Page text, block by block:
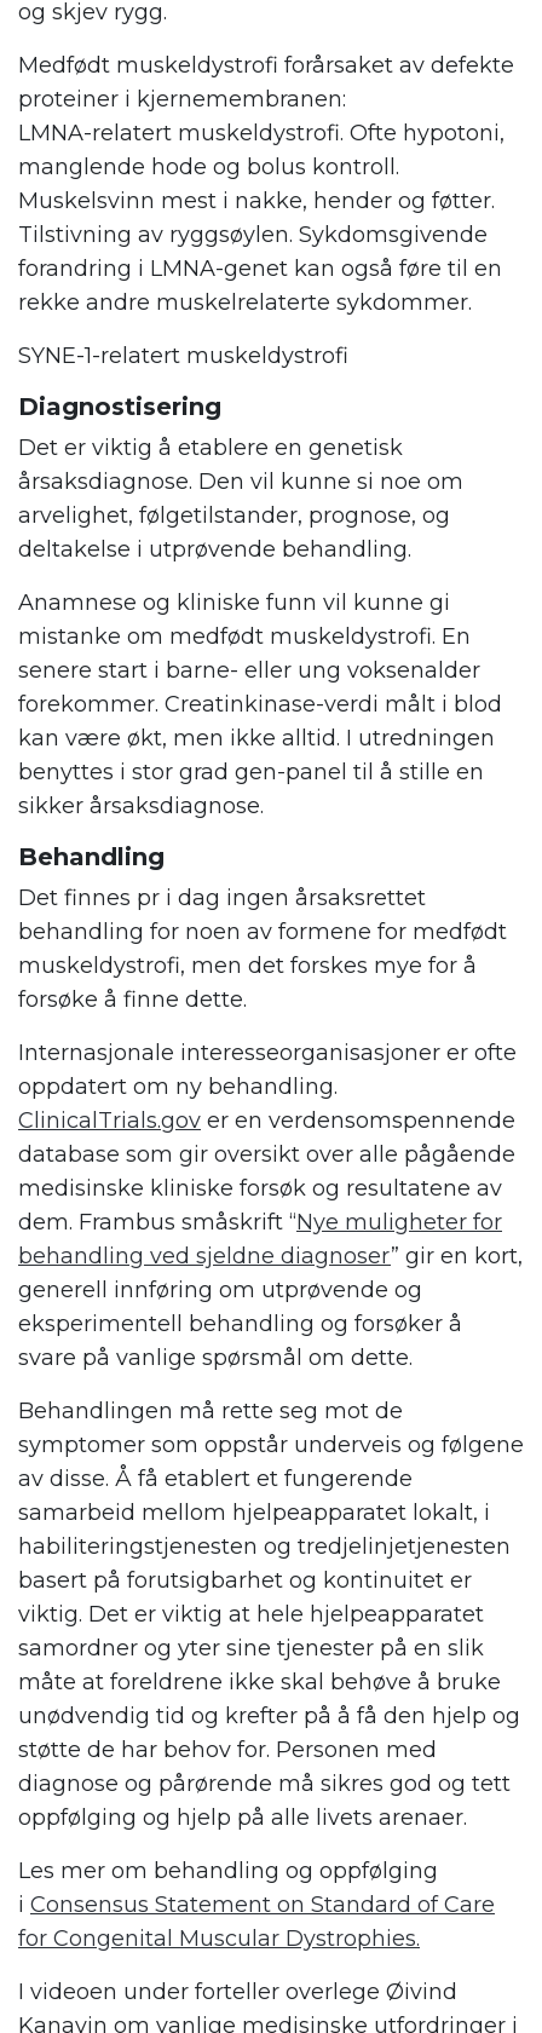
og skjev rygg.
Medfødt muskeldystrofi forårsaket av defekte
proteiner i kjernemembranen:
LMNA-relatert muskeldystrofi. Ofte hypotoni,
manglende hode og bolus kontroll.
Muskelsvinn mest i nakke, hender og føtter.
Tilstivning av ryggsøylen. Sykdomsgivende
forandring i LMNA-genet kan også føre til en
rekke andre muskelrelaterte sykdommer.
SYNE-1-relatert muskeldystrofi
Diagnostisering
Det er viktig å etablere en genetisk
årsaksdiagnose. Den vil kunne si noe om
arvelighet, følgetilstander, prognose, og
deltakelse i utprøvende behandling.
Anamnese og kliniske funn vil kunne gi
mistanke om medfødt muskeldystrofi. En
senere start i barne- eller ung voksenalder
forekommer. Creatinkinase-verdi målt i blod
kan være økt, men ikke alltid. I utredningen
benyttes i stor grad gen-panel til å stille en
sikker årsaksdiagnose.
Behandling
Det finnes pr i dag ingen årsaksrettet
behandling for noen av formene for medfødt
muskeldystrofi, men det forskes mye for å
forsøke å finne dette.
Internasjonale interesseorganisasjoner er ofte
oppdatert om ny behandling.
ClinicalTrials.gov er en verdensomspennende
database som gir oversikt over alle pågående
medisinske kliniske forsøk og resultatene av
dem. Frambus småskrift “Nye muligheter for
behandling ved sjeldne diagnoser” gir en kort,
generell innføring om utprøvende og
eksperimentell behandling og forsøker å
svare på vanlige spørsmål om dette.
Behandlingen må rette seg mot de
symptomer som oppstår underveis og følgene
av disse. Å få etablert et fungerende
samarbeid mellom hjelpeapparatet lokalt, i
habiliteringstjenesten og tredjelinjetjenesten
basert på forutsigbarhet og kontinuitet er
viktig. Det er viktig at hele hjelpeapparatet
samordner og yter sine tjenester på en slik
måte at foreldrene ikke skal behøve å bruke
unødvendig tid og krefter på å få den hjelp og
støtte de har behov for. Personen med
diagnose og pårørende må sikres god og tett
oppfølging og hjelp på alle livets arenaer.
Les mer om behandling og oppfølging
i Consensus Statement on Standard of Care
for Congenital Muscular Dystrophies.
I videoen under forteller overlege Øivind
Kanavin om vanlige medisinske utfordringer i